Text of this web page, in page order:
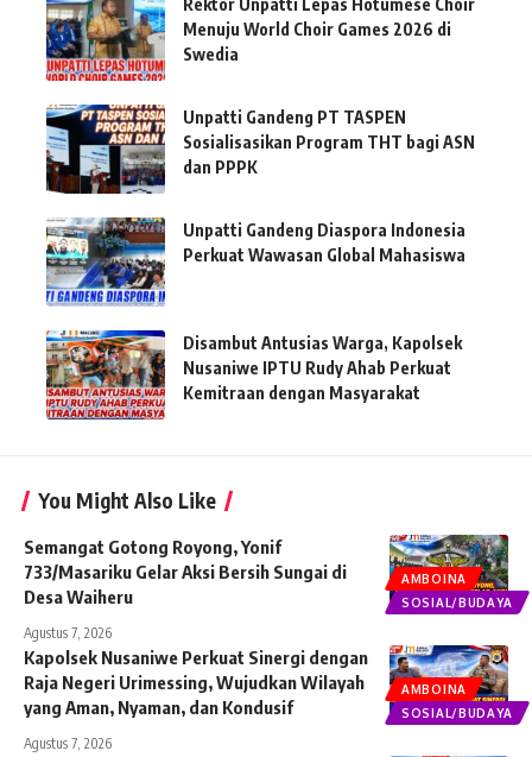
Rektor Unpatti Lepas Hotumese Choir
Menuju World Choir Games 2026 di
Swedia
Unpatti Gandeng PT TASPEN
Sosialisasikan Program THT bagi ASN
dan PPPK
Unpatti Gandeng Diaspora Indonesia
Perkuat Wawasan Global Mahasiswa
Disambut Antusias Warga, Kapolsek
Nusaniwe IPTU Rudy Ahab Perkuat
Kemitraan dengan Masyarakat
You Might Also Like
AMBOINA
SOSIAL/BUDAYA
Semangat Gotong Royong, Yonif
733/Masariku Gelar Aksi Bersih Sungai di
Desa Waiheru
Agustus 7, 2026
AMBOINA
SOSIAL/BUDAYA
Kapolsek Nusaniwe Perkuat Sinergi dengan
Raja Negeri Urimessing, Wujudkan Wilayah
yang Aman, Nyaman, dan Kondusif
Agustus 7, 2026